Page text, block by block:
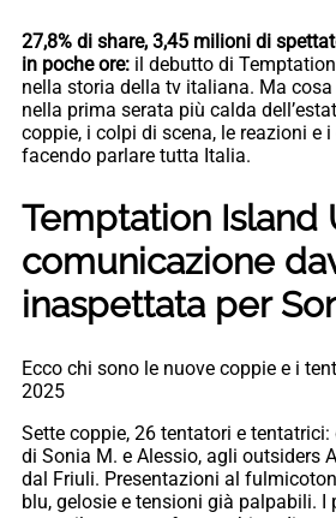
27,8% di share, 3,45 milioni di
in poche ore: il debutto di
nella storia della tv italiana. Ma
nella prima serata più calda
coppie, i colpi di scena, le reazioni e
facendo parlare tutta Italia.
Temptation Island
comunicazione
inaspettata per
Ecco chi sono le nuove coppie e i
2025
Sette coppie, 26 tentatori e
di Sonia M. e Alessio, agli outsiders
dal Friuli. Presentazioni al
blu, gelosie e tensioni già palpabili. I